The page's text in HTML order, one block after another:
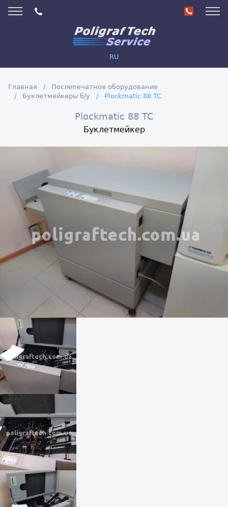
RU
Главная
Послепечатное оборудование
Буклетмейкеры б/у
Plockmatic 88 TC
Plockmatic 88 TC
Буклетмейкер